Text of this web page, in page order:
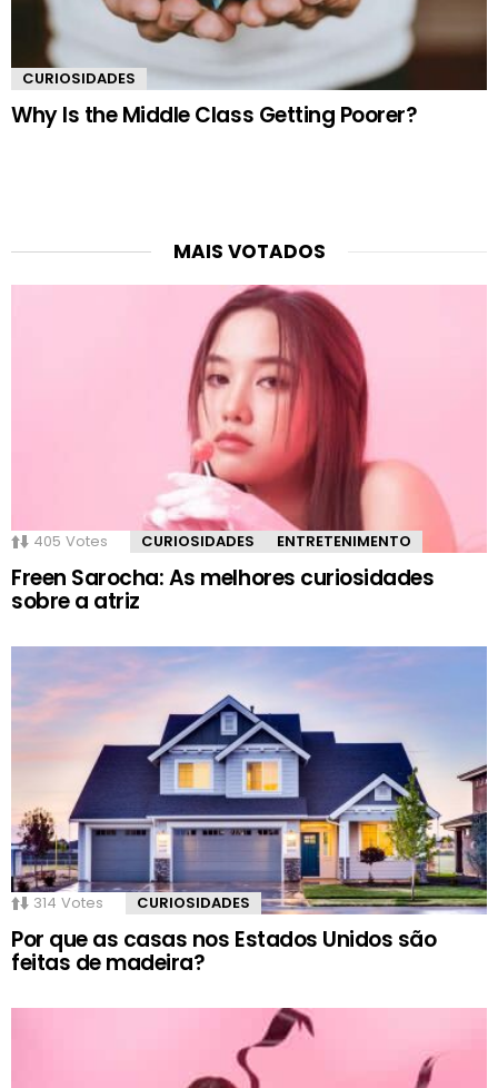
CURIOSIDADES
Why Is the Middle Class Getting Poorer?
MAIS VOTADOS
405 Votes CURIOSIDADES ENTRETENIMENTO
Freen Sarocha: As melhores curiosidades
sobre a atriz
314 Votes CURIOSIDADES
Por que as casas nos Estados Unidos são
feitas de madeira?